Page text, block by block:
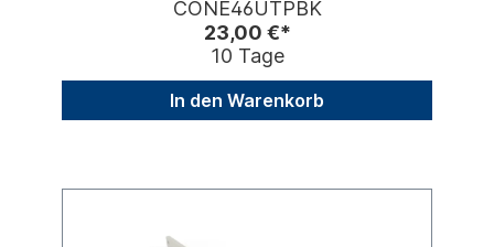
CONE46UTPBK
23,00 €*
10 Tage
In den Warenkorb